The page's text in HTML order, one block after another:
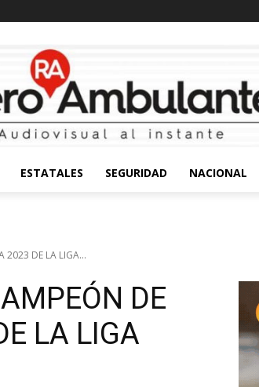
ESTATALES SEGURIDAD NACIONAL
2023 DE LA LIGA...
DE
LA LIGA